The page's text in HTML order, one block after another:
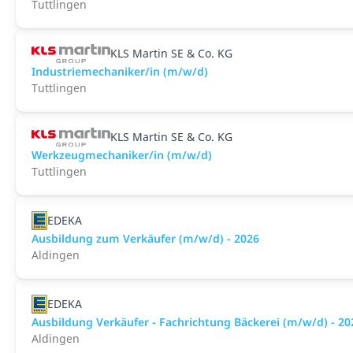
Tuttlingen
KLS Martin SE & Co. KG
Industriemechaniker/in (m/w/d)
Tuttlingen
KLS Martin SE & Co. KG
Werkzeugmechaniker/in (m/w/d)
Tuttlingen
EDEKA
Ausbildung zum Verkäufer (m/w/d) - 2026
Aldingen
EDEKA
Ausbildung Verkäufer - Fachrichtung Bäckerei (m/w/d) -
Aldingen